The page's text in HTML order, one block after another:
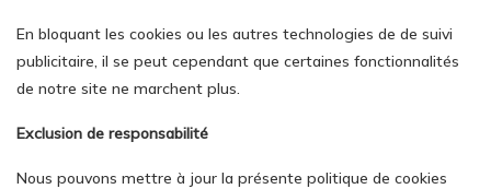
En bloquant les cookies ou les autres technologies de de suivi
publicitaire, il se peut cependant que certaines fonctionnalités
de notre site ne marchent plus.
Exclusion de responsabilité
Nous pouvons mettre à jour la présente politique de cookies